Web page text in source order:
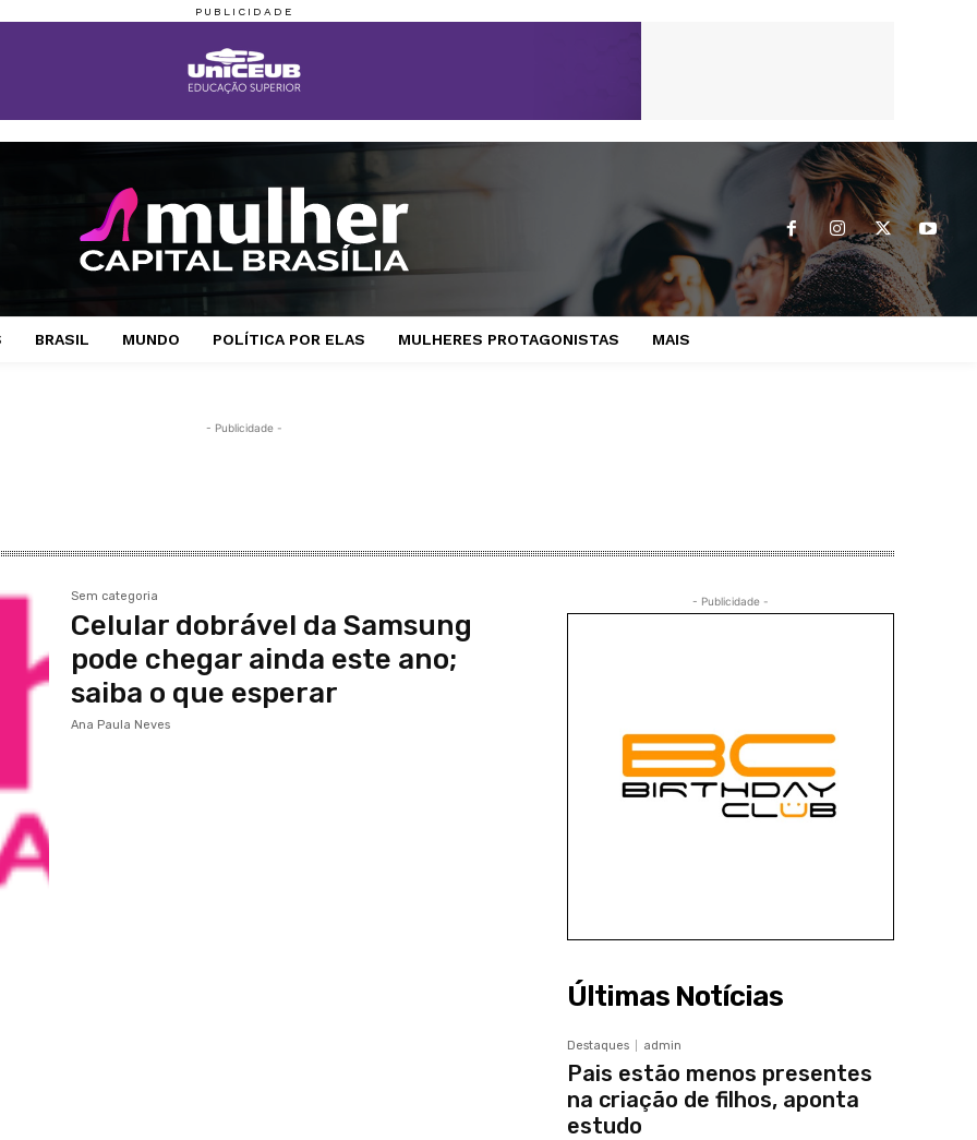
BRASIL MUNDO POLÍTICA POR ELAS MULHERES PROTAGONISTAS MAIS
- Publicidade -
Sem categoria
Celular dobrável da Samsung
pode chegar ainda este ano;
saiba o que esperar
Ana Paula Neves
- Publicidade -
Últimas Notícias
Destaques admin
Pais estão menos presentes
na criação de filhos, aponta
estudo